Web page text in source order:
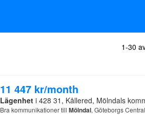
1-30
11 447 kr/month
Lägenheti 428 31, Kållered, Mölndals
Bra kommunikationer till Mölndal, Göteborgs